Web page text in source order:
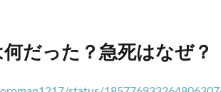
だった？急死はなぜ？